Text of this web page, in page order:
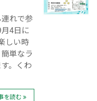
れで参
4日に
しい時
単なラ
。くわ
を読む